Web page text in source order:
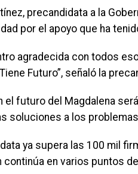
precandidata a la
por el apoyo que ha
agradecida con todos
Futuro”, señaló la
el futuro del Magdalena
soluciones a los
ya supera las 100 mil
en varios puntos